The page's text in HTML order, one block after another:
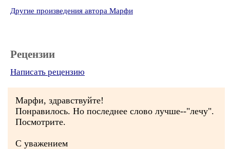
Другие произведения автора Марфи
Рецензии
Написать рецензию
Марфи, здравствуйте!
Понравилось. Но последнее слово лучше--"лечу".
Посмотрите.
С уважением